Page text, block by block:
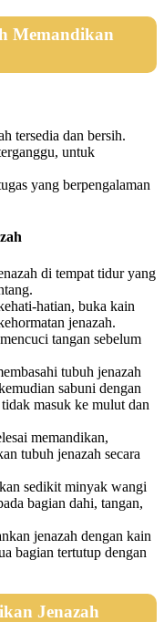
Memandikan
tersedia dan bersih.
untuk
yang berpengalaman
di tempat tidur yang
hatian, buka kain
jenazah.
tangan sebelum
tubuh jenazah
sabuni dengan
masuk ke mulut dan
memandikan,
tubuh jenazah secara
sedikit minyak wangi
bagian dahi, tangan,
jenazah dengan kain
bagian tertutup dengan
Jenazah